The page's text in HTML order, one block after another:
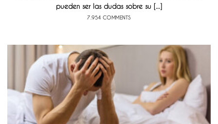
pueden ser las dudas sobre su [...]
7.954 COMMENTS